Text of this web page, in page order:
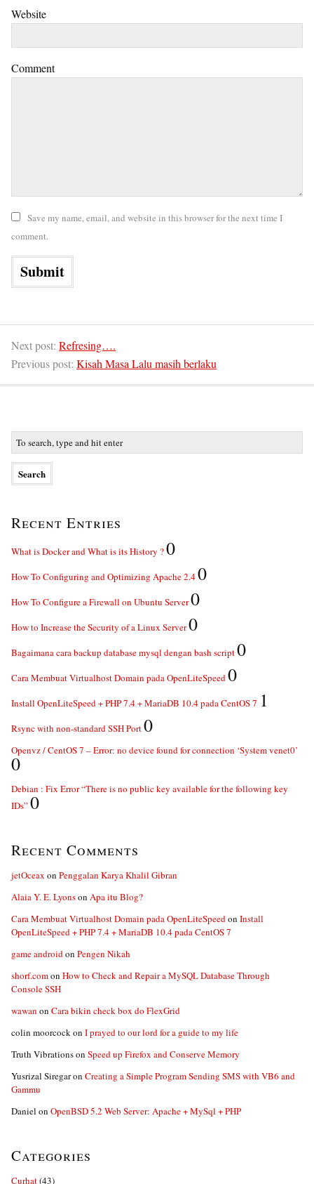
Website
Comment
Save my name, email, and website in this browser for the next time I
comment.
Next post: Refresing….
Previous post: Kisah Masa Lalu masih berlaku
Recent Entries
What is Docker and What is its History ?0
How To Configuring and Optimizing Apache 2.40
How To Configure a Firewall on Ubuntu Server0
How to Increase the Security of a Linux Server0
Bagaimana cara backup database mysql dengan bash script0
Cara Membuat Virtualhost Domain pada OpenLiteSpeed0
Install OpenLiteSpeed + PHP 7.4 + MariaDB 10.4 pada CentOS 7 1
Rsync with non-standard SSH Port0
Openvz / CentOS 7 – Error: no device found for connection ‘System venet0’
0
Debian : Fix Error “There is no public key available for the following key
IDs” 0
Recent Comments
jetOceax on Penggalan Karya Khalil Gibran
Alaia Y. E. Lyonson Apa itu Blog?
Cara Membuat Virtualhost Domain pada OpenLiteSpeedon Install
OpenLiteSpeed + PHP 7.4 + MariaDB 10.4 pada CentOS 7
game androidon Pengen Nikah
shorf.comon How to Check and Repair a MySQL Database Through
Console SSH
wawan on Cara bikin check box do FlexGrid
colin moorcockon I prayed to our lord for a guide to my life
Truth Vibrationson Speed up Firefox and Conserve Memory
Yusrizal Siregaron Creating a Simple Program Sending SMS with VB6 and
Gammu
Daniel on OpenBSD 5.2 Web Server: Apache + MySql + PHP
Categories
Curhat(43)